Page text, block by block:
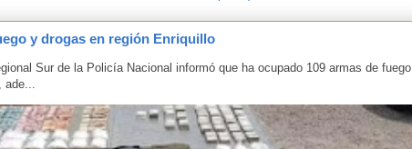
y drogas en región Enriquillo
Sur de la Policía Nacional informó que ha ocupado 109 armas de fuego